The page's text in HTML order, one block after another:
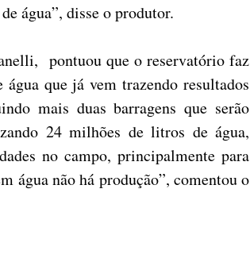
água”, disse o produtor.
pontuou que o reservatório faz
que já vem trazendo resultados
mais duas barragens que serão
24 milhões de litros de água,
no campo, principalmente para
água não há produção”, comentou o